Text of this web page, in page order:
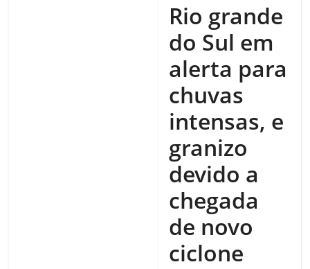
Rio grande
do Sul em
alerta para
chuvas
intensas, e
granizo
devido a
chegada
de novo
ciclone